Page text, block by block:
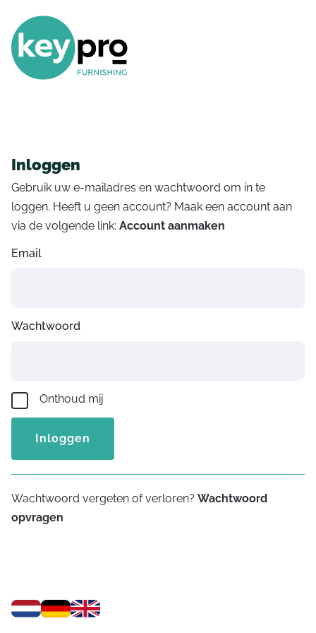
Inloggen
Gebruik uw e-mailadres en wachtwoord om in te
loggen. Heeft u geen account? Maak een account aan
via de volgende link: Account aanmaken
Email
Wachtwoord
Onthoud mij
Inloggen
Wachtwoord vergeten of verloren? Wachtwoord
opvragen